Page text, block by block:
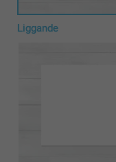
Liggande